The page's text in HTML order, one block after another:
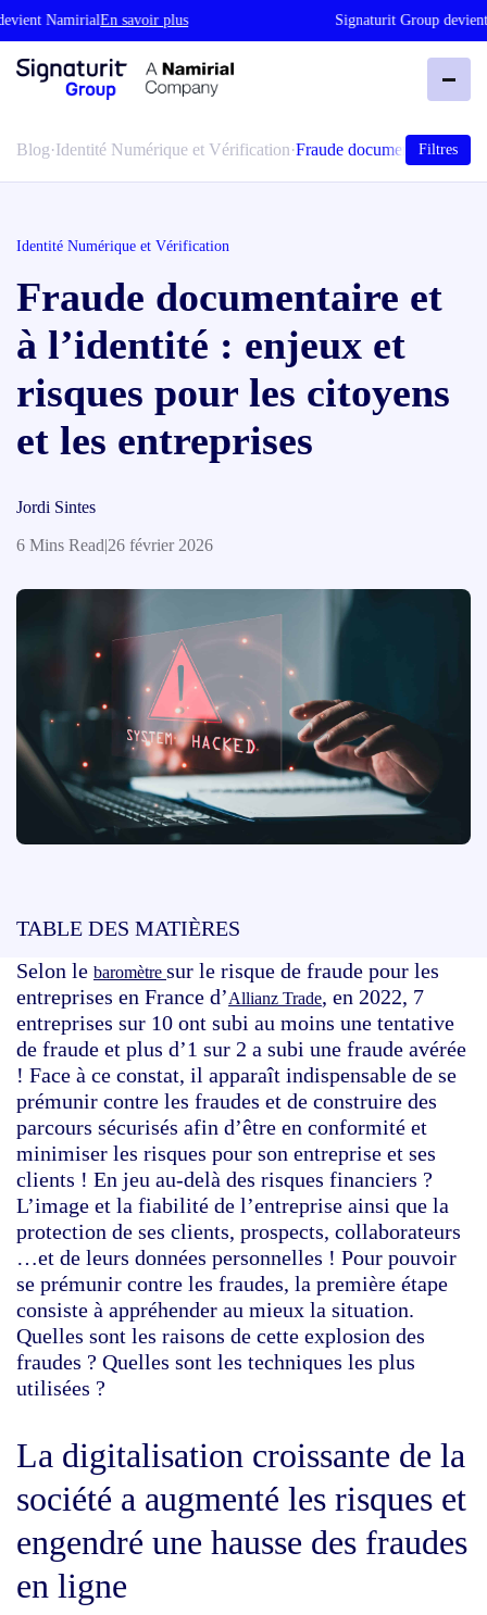
NamirialEn savoir plus Signaturit Group devient
Blog·Identité Numérique et Vérification·Fraude documen…Filtres
Identité Numérique et Vérification
Fraude documentaire et
à l’identité : enjeux et
risques pour les citoyens
et les entreprises
Jordi Sintes
6 Mins Read|26 février 2026
TABLE DES MATIÈRES
Selon le baromètre sur le risque de fraude pour les
entreprises en France d’Allianz Trade, en 2022, 7
entreprises sur 10 ont subi au moins une tentative
de fraude et plus d’1 sur 2 a subi une fraude avérée
! Face à ce constat, il apparaît indispensable de se
prémunir contre les fraudes et de construire des
parcours sécurisés afin d’être en conformité et
minimiser les risques pour son entreprise et ses
clients ! En jeu au-delà des risques financiers ?
L’image et la fiabilité de l’entreprise ainsi que la
protection de ses clients, prospects, collaborateurs
…et de leurs données personnelles ! Pour pouvoir
se prémunir contre les fraudes, la première étape
consiste à appréhender au mieux la situation.
Quelles sont les raisons de cette explosion des
fraudes ? Quelles sont les techniques les plus
utilisées ?
La digitalisation croissante de la
société a augmenté les risques et
engendré une hausse des fraudes
en ligne